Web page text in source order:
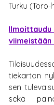
Turku (Toro-
viimeistään
tiekartan
sen
sekä